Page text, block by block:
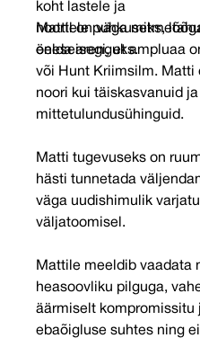
koht lastele ja
noortele puhkuseks,
enesearenguks.
Mattil on väga
öelda isegi, et ampluaa
või Hunt Kriimsilm. Matti
noori kui täiskasvanuid
mittetulundusühinguid.
Matti tugevuseks on ruumi loomine, oskab
hästi tunnetada
väga uudishimulik
väljatoomisel.
Mattile meeldib vaadata
heasoovliku pilguga, vahel
äärmiselt kompromissitu
ebaõigluse suhtes ning